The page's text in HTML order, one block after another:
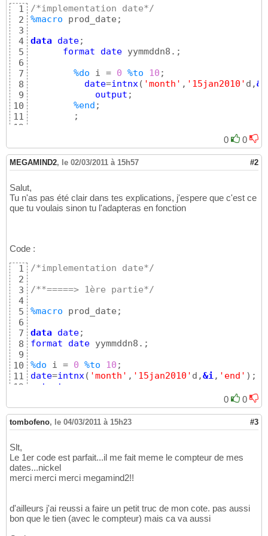
1
2
3
4
5
6
7
8
9
10
11
12
14
15
16
18
19
20
23
25
26
27
28
29
30
31
32
33
34
35
36
38
39
40
42
43
44
45
47
48
/*implementation date*/
%macro prod_date;
data date;
format
date yymmddn8.;
%do i = 0 %to 10 ;
date=intnx( 'month' , '15jan2010' d,&i
output ;
%end ;
        ;
%mend;
%prod_date;
PROC
OUT=date PREFIX=var
QUIT;
data
run;
/****************************en gros de la
/*avec un parametre ca marche....mais il
proc
sql;
select var1 into: i from date
quit
data test;
set vintage.prod_&i
run;
%macro
proc
select
%do i = 1 %to
  var
&i
0 0
MEGAMIND2, le 02/03/2011 à 15h57 #2
Salut,
Tu n'as pas été clair dans tes explications, j'espere que c'est ce
que tu voulais sinon tu l'adapteras en fonction
Code :
1
2
3
4
5
6
7
8
9
10
11
12
14
15
16
18
19
20
21
23
24
/*implementation date*/
/**=====> 1ère partie*/
%macro prod_date;
data date
format
date yymmddn8.;
%do i = 0 %to 10
date=intnx( 'month' , '15jan2010' d,&i, 'end' )
output
run;
%prod_date;
DATA DATE
SET DATE
table
COMPRESS "TEST_"
0 0
tombofeno, le 04/03/2011 à 15h23 #3
Slt,
Le 1er code est parfait...il me fait meme le compteur de mes
dates...nickel
merci merci merci megamind2!!
d'ailleurs j'ai reussi a faire un petit truc de mon cote. pas aussi
bon que le tien (avec le compteur) mais ca va aussi